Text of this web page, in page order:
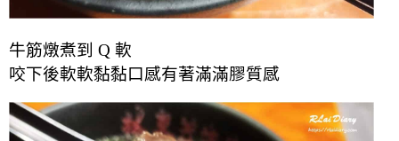
牛筋燉煮到 Q 軟
咬下後軟軟黏黏口感有著滿滿膠質感